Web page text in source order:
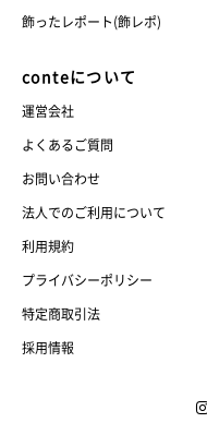
飾ったレポート(飾レポ)
conteについて
運営会社
よくあるご質問
お問い合わせ
法人でのご利用について
利用規約
プライバシーポリシー
特定商取引法
採用情報